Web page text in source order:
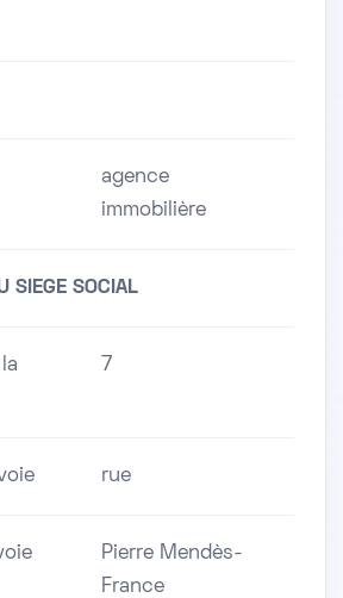
agence
immobilière
SIEGE SOCIAL
7
rue
Pierre Mendès-
France